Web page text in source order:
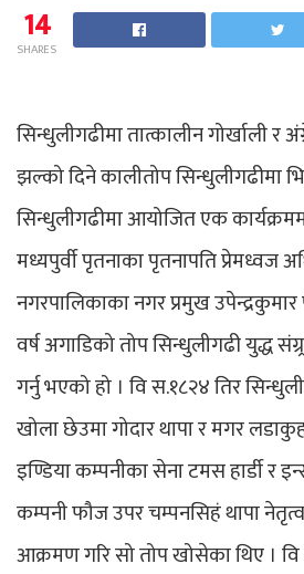
14
SHARES
सिन्धुलीगढीमा तात्कालीन गोर्खाली र
झल्को दिने कालीतोप सिन्धुलीगढीमा
सिन्धुलीगढीमा आयोजित एक
मध्यपुर्वी पृतनाका पृतनापति प्रेमध्वज
नगरपालिकाका नगर प्रमुख
वर्ष अगाडिको तोप सिन्धुलीगढी युद्ध
गर्नु भएको हो । वि स.१८२४ तिर
खोला छेउमा गोदार थापा र मगर
इण्डिया कम्पनीका सेना टमस हार्डी र
कम्पनी फौज उपर चम्पनसिहं थापा
आक्रमण गरि सो तोप खोसेका थिए ।